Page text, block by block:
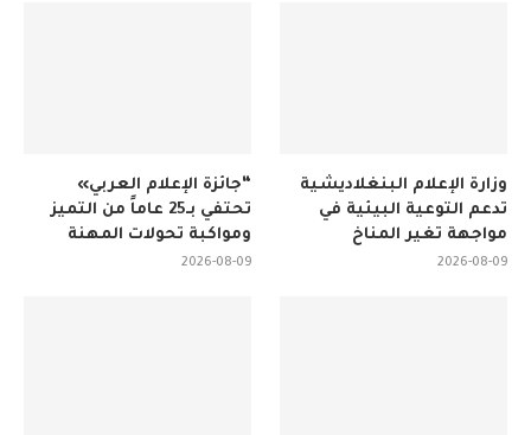
“جائزة الإعلام العربي»
تحتفي بـ25 عاماً من التميز
ومواكبة تحولات المهنة
2026-08-09
وزارة الإعلام البنغلاديشية
تدعم التوعية البيئية في
مواجهة تغير المناخ
2026-08-09